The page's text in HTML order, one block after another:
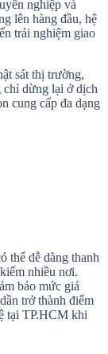
nghiệp và
lên hàng đầu, hệ
trải nghiệm giao
sát thị trường,
dừng lại ở dịch
cung cấp đa dạng
thể dễ dàng thanh
nhiều nơi.
bảo mức giá
trở thành điểm
tại TP.HCM khi